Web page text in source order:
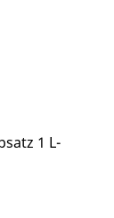
1 L-